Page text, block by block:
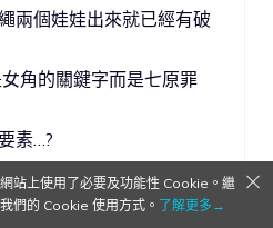
兩個娃娃出來就已經有破
角的關鍵字而是七原罪
素…?
站上使用了必要及功能性 Cookie。繼
們的 Cookie 使用方式。 了解更多→